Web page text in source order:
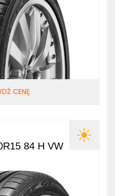
CENĘ
84 H VW